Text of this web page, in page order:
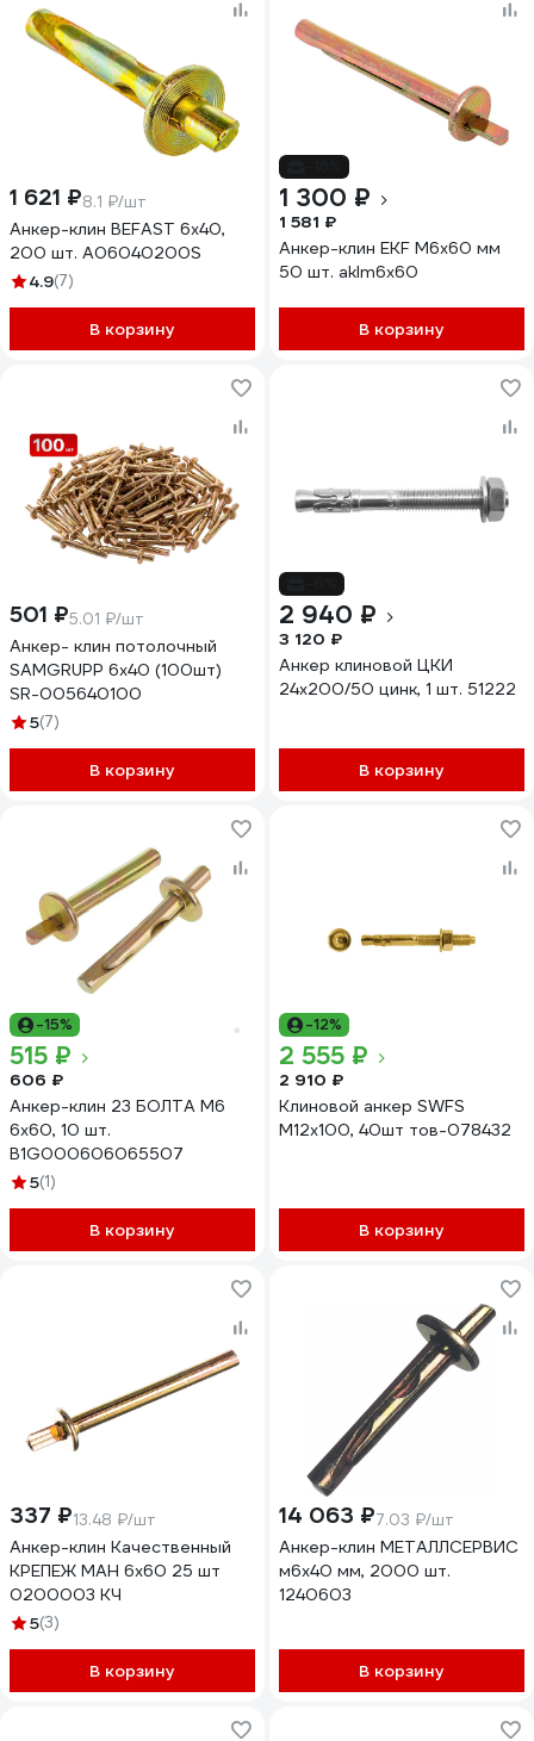
1 621 ₽8.1 ₽/шт
Анкер-клин BEFAST 6x40,
200 шт. А06040200S
4.9(7)
В корзину
1 300 ₽
1 581 ₽
Анкер-клин EKF М6х60 мм
50 шт. aklm6x60
В корзину
501 ₽5.01 ₽/шт
Анкер- клин потолочный
SAMGRUPP 6х40 (100шт)
SR-005640100
5(7)
В корзину
2 940 ₽
3 120 ₽
Анкер клиновой ЦКИ
24х200/50 цинк, 1 шт. 51222
В корзину
-15%
515 ₽
606 ₽
Анкер-клин 23 БОЛТА М6
6x60, 10 шт.
B1G000606065507
5(1)
В корзину
-12%
2 555 ₽
2 910 ₽
Клиновой анкер SWFS
М12х100, 40шт тов-078432
В корзину
337 ₽13.48 ₽/шт
Анкер-клин Качественный
КРЕПЕЖ МАН 6х60 25 шт
0200003 КЧ
5(3)
В корзину
14 063 ₽7.03 ₽/шт
Анкер-клин МЕТАЛЛСЕРВИС
м6x40 мм, 2000 шт.
1240603
В корзину